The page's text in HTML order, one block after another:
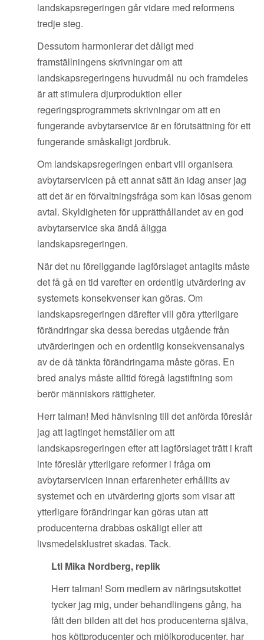
landskapsregeringen går vidare med reformens
tredje steg.
Dessutom harmonierar det dåligt med
framställningens skrivningar om att
landskapsregeringens huvudmål nu och framdeles
är att stimulera djurproduktion eller
regeringsprogrammets skrivningar om att en
fungerande avbytarservice är en förutsättning för ett
fungerande småskaligt jordbruk.
Om landskapsregeringen enbart vill organisera
avbytarservicen på ett annat sätt än idag anser jag
att det är en förvaltningsfråga som kan lösas genom
avtal. Skyldigheten för upprätthållandet av en god
avbytarservice ska ändå åligga
landskapsregeringen.
När det nu föreliggande lagförslaget antagits måste
det få gå en tid varefter en ordentlig utvärdering av
systemets konsekvenser kan göras. Om
landskapsregeringen därefter vill göra ytterligare
förändringar ska dessa beredas utgående från
utvärderingen och en ordentlig konsekvensanalys
av de då tänkta förändringarna måste göras. En
bred analys måste alltid föregå lagstiftning som
berör människors rättigheter.
Herr talman! Med hänvisning till det anförda föreslår
jag att lagtinget hemställer om att
landskapsregeringen efter att lagförslaget trätt i kraft
inte föreslår ytterligare reformer i fråga om
avbytarservicen innan erfarenheter erhållits av
systemet och en utvärdering gjorts som visar att
ytterligare förändringar kan göras utan att
producenterna drabbas oskäligt eller att
livsmedelsklustret skadas. Tack.
Ltl Mika Nordberg, replik
Herr talman! Som medlem av näringsutskottet
tycker jag mig, under behandlingens gång, ha
fått den bilden att det hos producenterna själva,
hos köttproducenter och mjölkproducenter, har